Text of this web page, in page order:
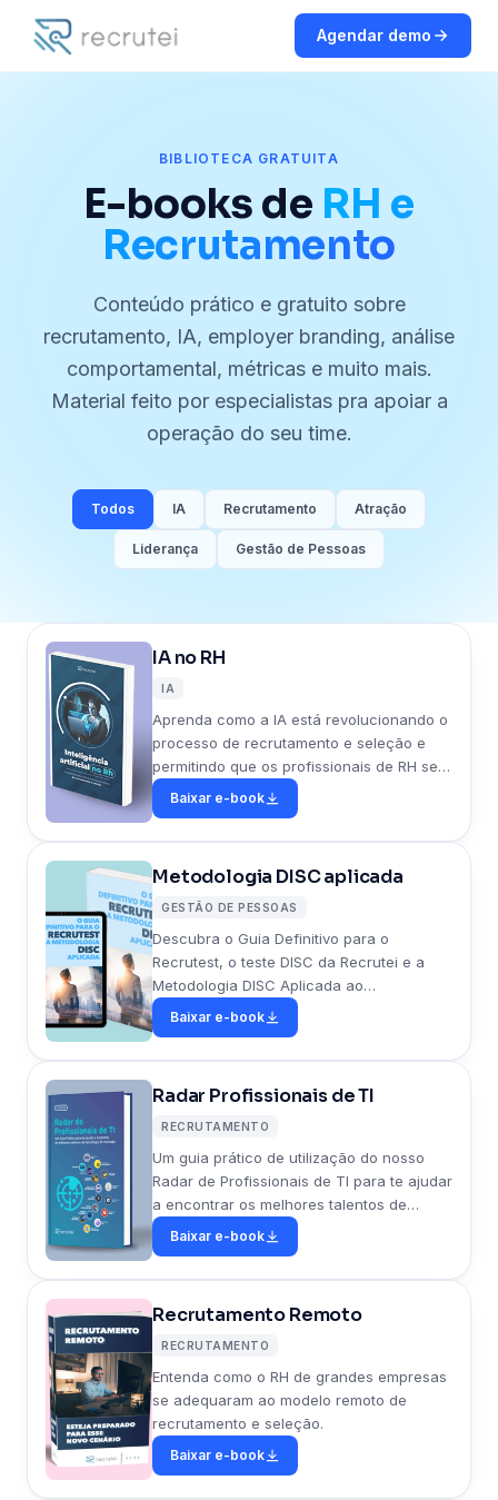
Agendar demo
BIBLIOTECA GRATUITA
E-books de RH e
Recrutamento
Conteúdo prático e gratuito sobre
recrutamento, IA, employer branding, análise
comportamental, métricas e muito mais.
Material feito por especialistas pra apoiar a
operação do seu time.
Todos IA Recrutamento Atração
Liderança Gestão de Pessoas
IA no RH
IA
Aprenda como a IA está revolucionando o
processo de recrutamento e seleção e
permitindo que os profissionais de RH se
concentrem em aspectos mais
estratégicos.
Baixar e-book
Metodologia DISC aplicada
GESTÃO DE PESSOAS
Descubra o Guia Definitivo para o
Recrutest, o teste DISC da Recrutei e a
Metodologia DISC Aplicada ao
recrutamento. Aprenda como utilizar a
metodologia DISC para formar equipes de
Baixar e-book
Radar Profissionais de TI
RECRUTAMENTO
Um guia prático de utilização do nosso
Radar de Profissionais de TI para te ajudar
a encontrar os melhores talentos de
tecnologia do mercado.
Baixar e-book
Recrutamento Remoto
RECRUTAMENTO
Entenda como o RH de grandes empresas
se adequaram ao modelo remoto de
recrutamento e seleção.
Baixar e-book